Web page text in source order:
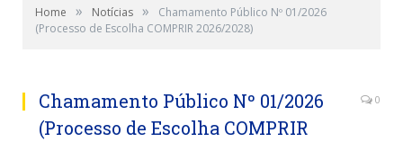
Home » Notícias »
Chamamento Público Nº 01/2026
(Processo de Escolha COMPRIR 2026/2028)
Chamamento Público Nº 01/2026
(Processo de Escolha COMPRIR
0